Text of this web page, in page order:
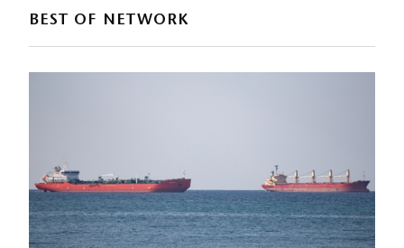
BEST OF NETWORK